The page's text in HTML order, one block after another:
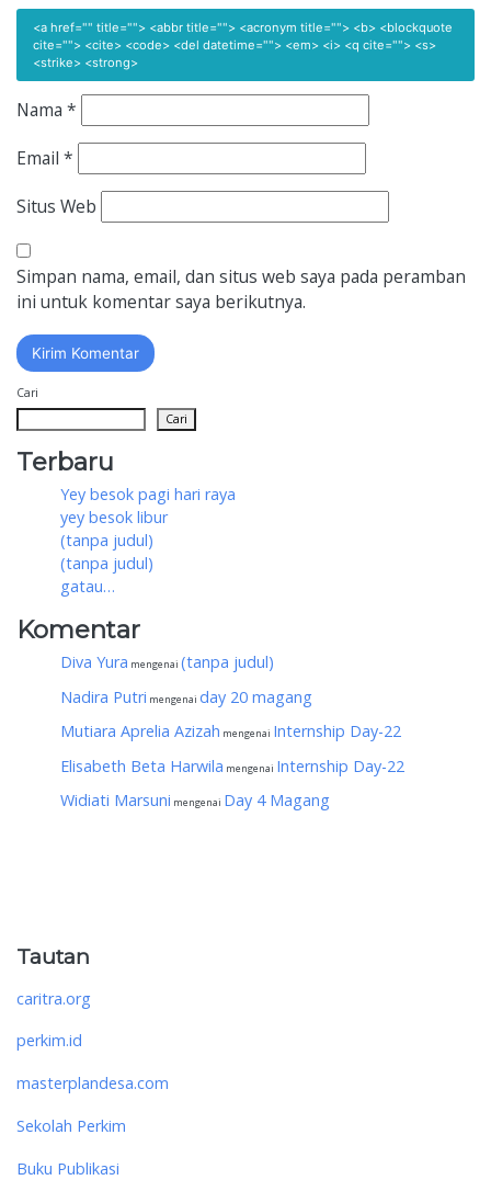
<a href="" title=""> <abbr title=""> <acronym title=""> <b> <blockquote
cite=""> <cite> <code> <del datetime=""> <em> <i> <q cite=""> <s>
<strike> <strong>
Nama *
Email *
Situs Web
Simpan nama, email, dan situs web saya pada peramban
ini untuk komentar saya berikutnya.
Cari
Cari
Terbaru
Yey besok pagi hari raya
yey besok libur
(tanpa judul)
(tanpa judul)
gatau…
Komentar
Diva Yura mengenai (tanpa judul)
Nadira Putri mengenai day 20 magang
Mutiara Aprelia Azizah mengenai Internship Day-22
Elisabeth Beta Harwila mengenai Internship Day-22
Widiati Marsuni mengenai Day 4 Magang
Tautan
caritra.org
perkim.id
masterplandesa.com
Sekolah Perkim
Buku Publikasi